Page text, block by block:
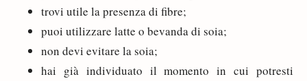
trovi utile la presenza di fibre;
puoi utilizzare latte o bevanda di soia;
non devi evitare la soia;
hai già individuato il momento in cui potresti